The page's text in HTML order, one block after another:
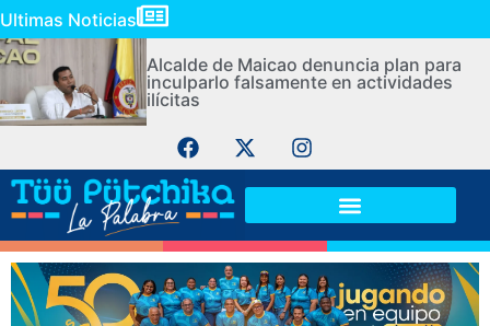
Ultimas Noticias
Alcalde de Maicao denuncia plan para
inculparlo falsamente en actividades
ilícitas